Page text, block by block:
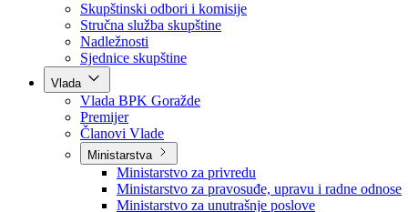
Poslanici po strankama
Poslanici po klubovima naroda
Kolegij skupštine
Skupštinski odbori i komisije
Stručna služba skupštine
Nadležnosti
Sjednice skupštine
Vlada
Vlada BPK Goražde
Premijer
Članovi Vlade
Ministarstva